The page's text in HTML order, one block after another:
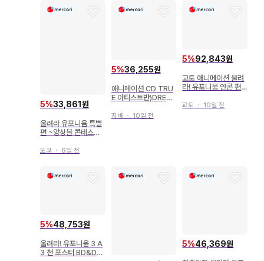
5%33,861원
울려라 유포니움 특별
편 ~앙상블 콘테스트~
야노 하즈키&미도리&
도쿄 ・ 6일 전
5%36,255원
애니메이션 CD TRU
E 아티스트반)DREA
라! 유포니움
지바・ 10일 전
5%92,843원
교토 애니메이션 울려
라! 유포니움 안콘 편
비 포함)
교토 ・ 10일 전
5%48,753원
울려라! 유포니움 3 A
3 천 포스터 BD&DV
5%46,369원